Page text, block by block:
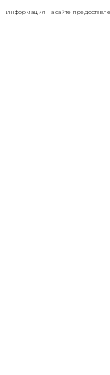
Информация на сайте